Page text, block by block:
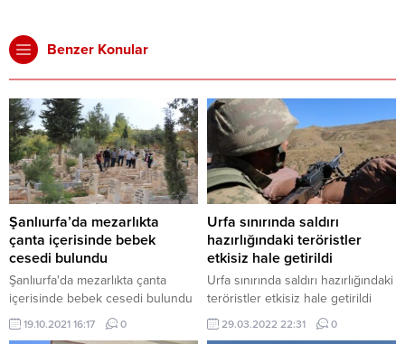
Benzer Konular
Şanlıurfa’da mezarlıkta
çanta içerisinde bebek
cesedi bulundu
Şanlıurfa'da mezarlıkta çanta
içerisinde bebek cesedi bulundu
19.10.2021 16:17 0
Urfa sınırında saldırı
hazırlığındaki teröristler
etkisiz hale getirildi
Urfa sınırında saldırı hazırlığındaki
teröristler etkisiz hale getirildi
29.03.2022 22:31 0